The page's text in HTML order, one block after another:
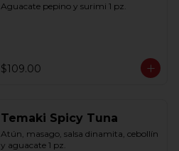
Aguacate pepino y surimi 1 pz.
$109.00
Temaki Spicy Tuna
Atún, masago, salsa dinamita, cebollín
y aguacate 1 pz.